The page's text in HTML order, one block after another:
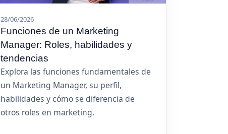
28/06/2026
Funciones de un Marketing
Manager: Roles, habilidades y
tendencias
Explora las funciones fundamentales de
un Marketing Manager, su perfil,
habilidades y cómo se diferencia de
otros roles en marketing.